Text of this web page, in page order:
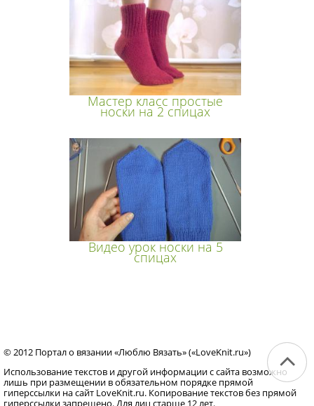
Мастер класс простые
носки на 2 спицах
Видео урок носки на 5
спицах
© 2012 Портал о вязании «Люблю Вязать» («LoveKnit.ru»)
Использование текстов и другой информации с сайта возможно
лишь при размещении в обязательном порядке прямой
гиперссылки на сайт LoveKnit.ru. Копирование текстов без прямой
гиперссылки запрещено. Для лиц старше 12 лет.